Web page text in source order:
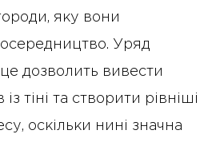
яку вони
Уряд
дозволить вивести
тіні та створити рівніші
оскільки нині значна